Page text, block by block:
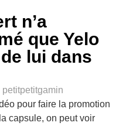
n’a
que Yelo
lui dans
petitpetitgamin
pour faire la promotion
capsule, on peut voir